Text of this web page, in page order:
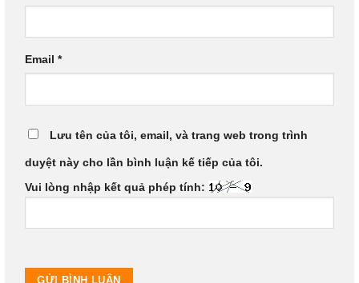
Email *
Lưu tên của tôi, email, và trang web trong trình
duyệt này cho lần bình luận kế tiếp của tôi.
Vui lòng nhập kết quả phép tính: